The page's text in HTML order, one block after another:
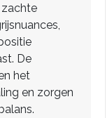
De
het
en zorgen